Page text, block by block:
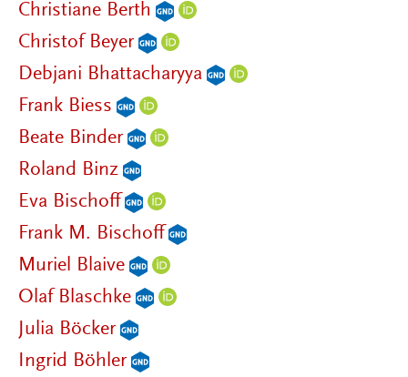
Christiane Berth
Christof Beyer
Debjani Bhattacharyya
Frank Biess
Beate Binder
Roland Binz
Eva Bischoff
Frank M. Bischoff
Muriel Blaive
Olaf Blaschke
Julia Böcker
Ingrid Böhler